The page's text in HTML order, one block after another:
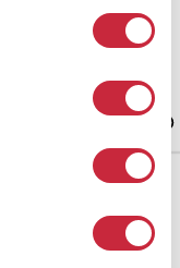
świetle passe-